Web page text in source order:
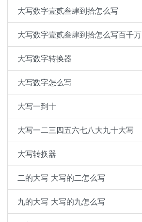
大写数字壹贰叁肆到拾怎么写
大写数字壹贰叁肆到拾怎么写百千万
大写数字转换器
大写数字怎么写
大写一到十
大写一二三四五六七八大九十大写
大写转换器
二的大写 大写的二怎么写
九的大写 大写的九怎么写